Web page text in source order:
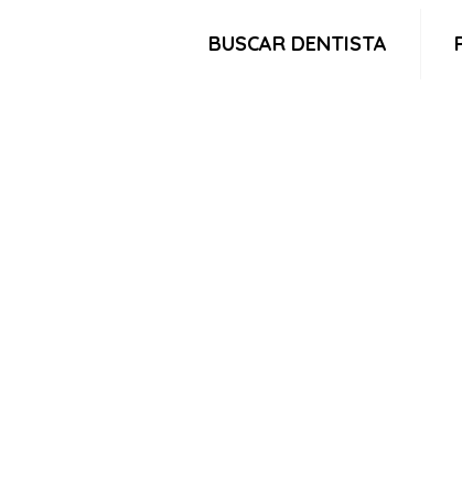
BUSCAR DENTISTA